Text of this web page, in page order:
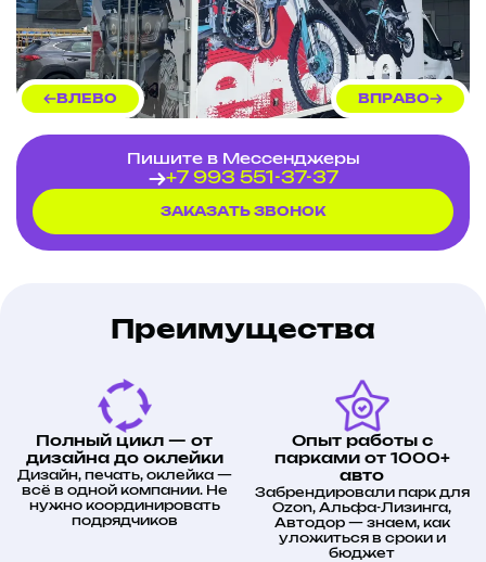
ВЛЕВО
ЗАКАЗАТЬ ЗВОНОК
Пишите в Мессенджеры
+7 993 551-37-37
ВПРАВО
Преимущества
Полный цикл — от
дизайна до оклейки
Дизайн, печать, оклейка —
всё в одной компании. Не
нужно координировать
подрядчиков
Опыт работы с
парками от 1000+
авто
Забрендировали парк для
Ozon, Альфа-Лизинга,
Автодор — знаем, как
уложиться в сроки и
бюджет